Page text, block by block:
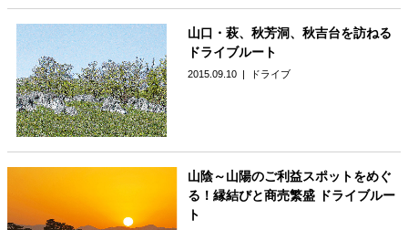
山口・萩、秋芳洞、秋吉台を訪ねる
ドライブルート
2015.09.10 ドライブ
山陰～山陽のご利益スポットをめぐ
る！縁結びと商売繁盛 ドライブルー
ト